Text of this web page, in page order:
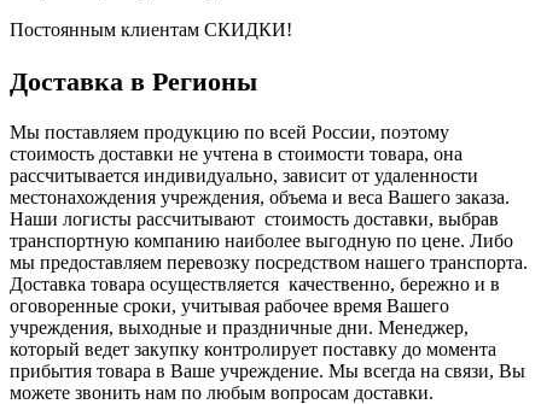
Постоянным клиентам СКИДКИ!
Доставка в Регионы
Мы поставляем продукцию по всей России, поэтому
стоимость доставки не учтена в стоимости товара, она
рассчитывается индивидуально, зависит от удаленности
местонахождения учреждения, объема и веса Вашего заказа.
Наши логисты рассчитывают стоимость доставки, выбрав
транспортную компанию наиболее выгодную по цене. Либо
мы предоставляем перевозку посредством нашего транспорта.
Доставка товара осуществляется качественно, бережно и в
оговоренные сроки, учитывая рабочее время Вашего
учреждения, выходные и праздничные дни. Менеджер,
который ведет закупку контролирует поставку до момента
прибытия товара в Ваше учреждение. Мы всегда на связи, Вы
можете звонить нам по любым вопросам доставки.